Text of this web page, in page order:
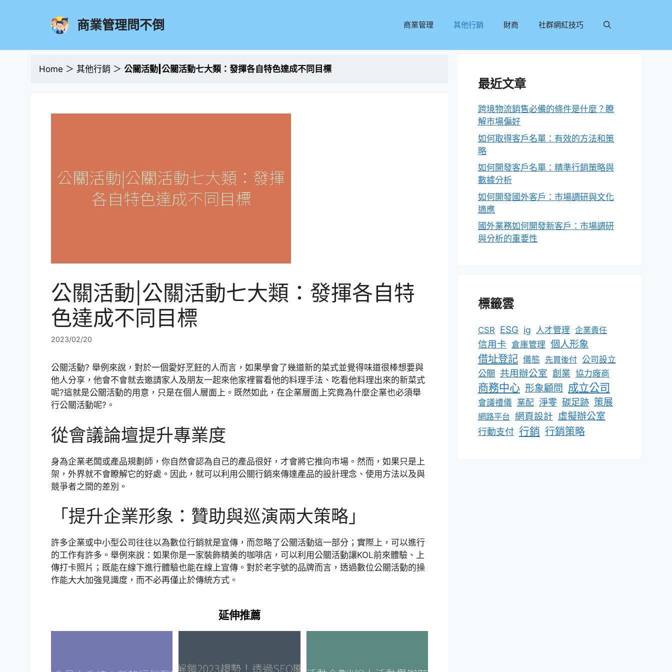
商業管理問不倒 商業管理 其他行銷 財商 社群網紅技巧
Home ＞ 其他行銷 ＞ 公關活動|公關活動七大類：發揮各自特色達成不同目標
公關活動|公關活動七大類：發揮各自特
色達成不同目標
2023/02/20
公關活動? 舉例來說，對於一個愛好烹飪的人而言，如果學會了幾道新的菜式並覺得味道很棒想要與
他人分享，他會不會就去邀請家人及朋友一起來他家裡嘗看他的料理手法、吃看他料理出來的新菜式
呢?這就是公關活動的用意，只是在個人層面上。既然如此，在企業層面上究竟為什麼企業也必須舉
行公關活動呢?。
從會議論壇提升專業度
身為企業老闆或產品規劃師，你自然會認為自己的產品很好，才會將它推向市場。然而，如果只是上
架，外界就不會瞭解它的好處。因此，就可以利用公關行銷來傳達產品的設計理念、使用方法以及與
競爭者之間的差別。
「提升企業形象：贊助與巡演兩大策略」
許多企業或中小型公司往往以為數位行銷就是宣傳，而忽略了公關活動這一部分；實際上，可以進行
的工作有許多。舉例來說：如果你是一家裝飾精美的咖啡店，可以利用公關活動讓KOL前來體驗、上
傳打卡照片；既能在線下進行體驗也能在線上宣傳。對於老字號的品牌而言，透過數位公關活動的操
作能大大加強見識度，而不必再僅止於傳統方式。
延伸推薦
最近文章
跨境物流銷售必備的條件是什麼？瞭
解市場偏好
如何取得客戶名單：有效的方法和策
略
如何開發客戶名單：精準行銷策略與
數據分析
如何開發國外客戶：市場調研與文化
適應
國外業務如何開發新客戶：市場調研
與分析的重要性
標籤雲
CSR ESG ig 人才管理 企業責任
信用卡 倉庫管理 個人形象
借址登記 儀態 先買後付 公司設立
公關 共用辦公室 創業 協力廠商
商務中心 形象顧問 成立公司
會議禮儀 業配 淨零 碳足跡 策展
網路平台 網頁設計 虛擬辦公室
行動支付 行銷 行銷策略